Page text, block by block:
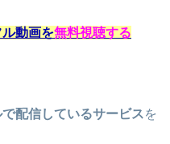
動画を無料視聴する
配信しているサービスを